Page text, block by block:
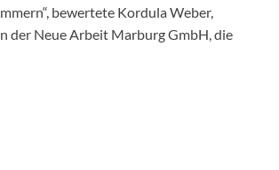
bewertete Kordula Weber,
der Neue Arbeit Marburg GmbH, die